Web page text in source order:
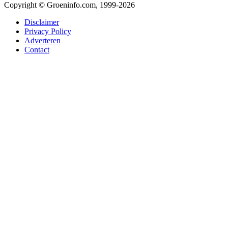
Copyright © Groeninfo.com, 1999-2026
Disclaimer
Privacy Policy
Adverteren
Contact